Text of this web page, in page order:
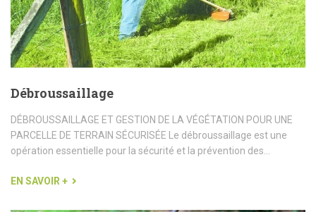
Débroussaillage
DÉBROUSSAILLAGE ET GESTION DE LA VÉGÉTATION POUR UNE
PARCELLE DE TERRAIN SÉCURISÉE Le débroussaillage est une
opération essentielle pour la sécurité et la prévention des...
EN SAVOIR +